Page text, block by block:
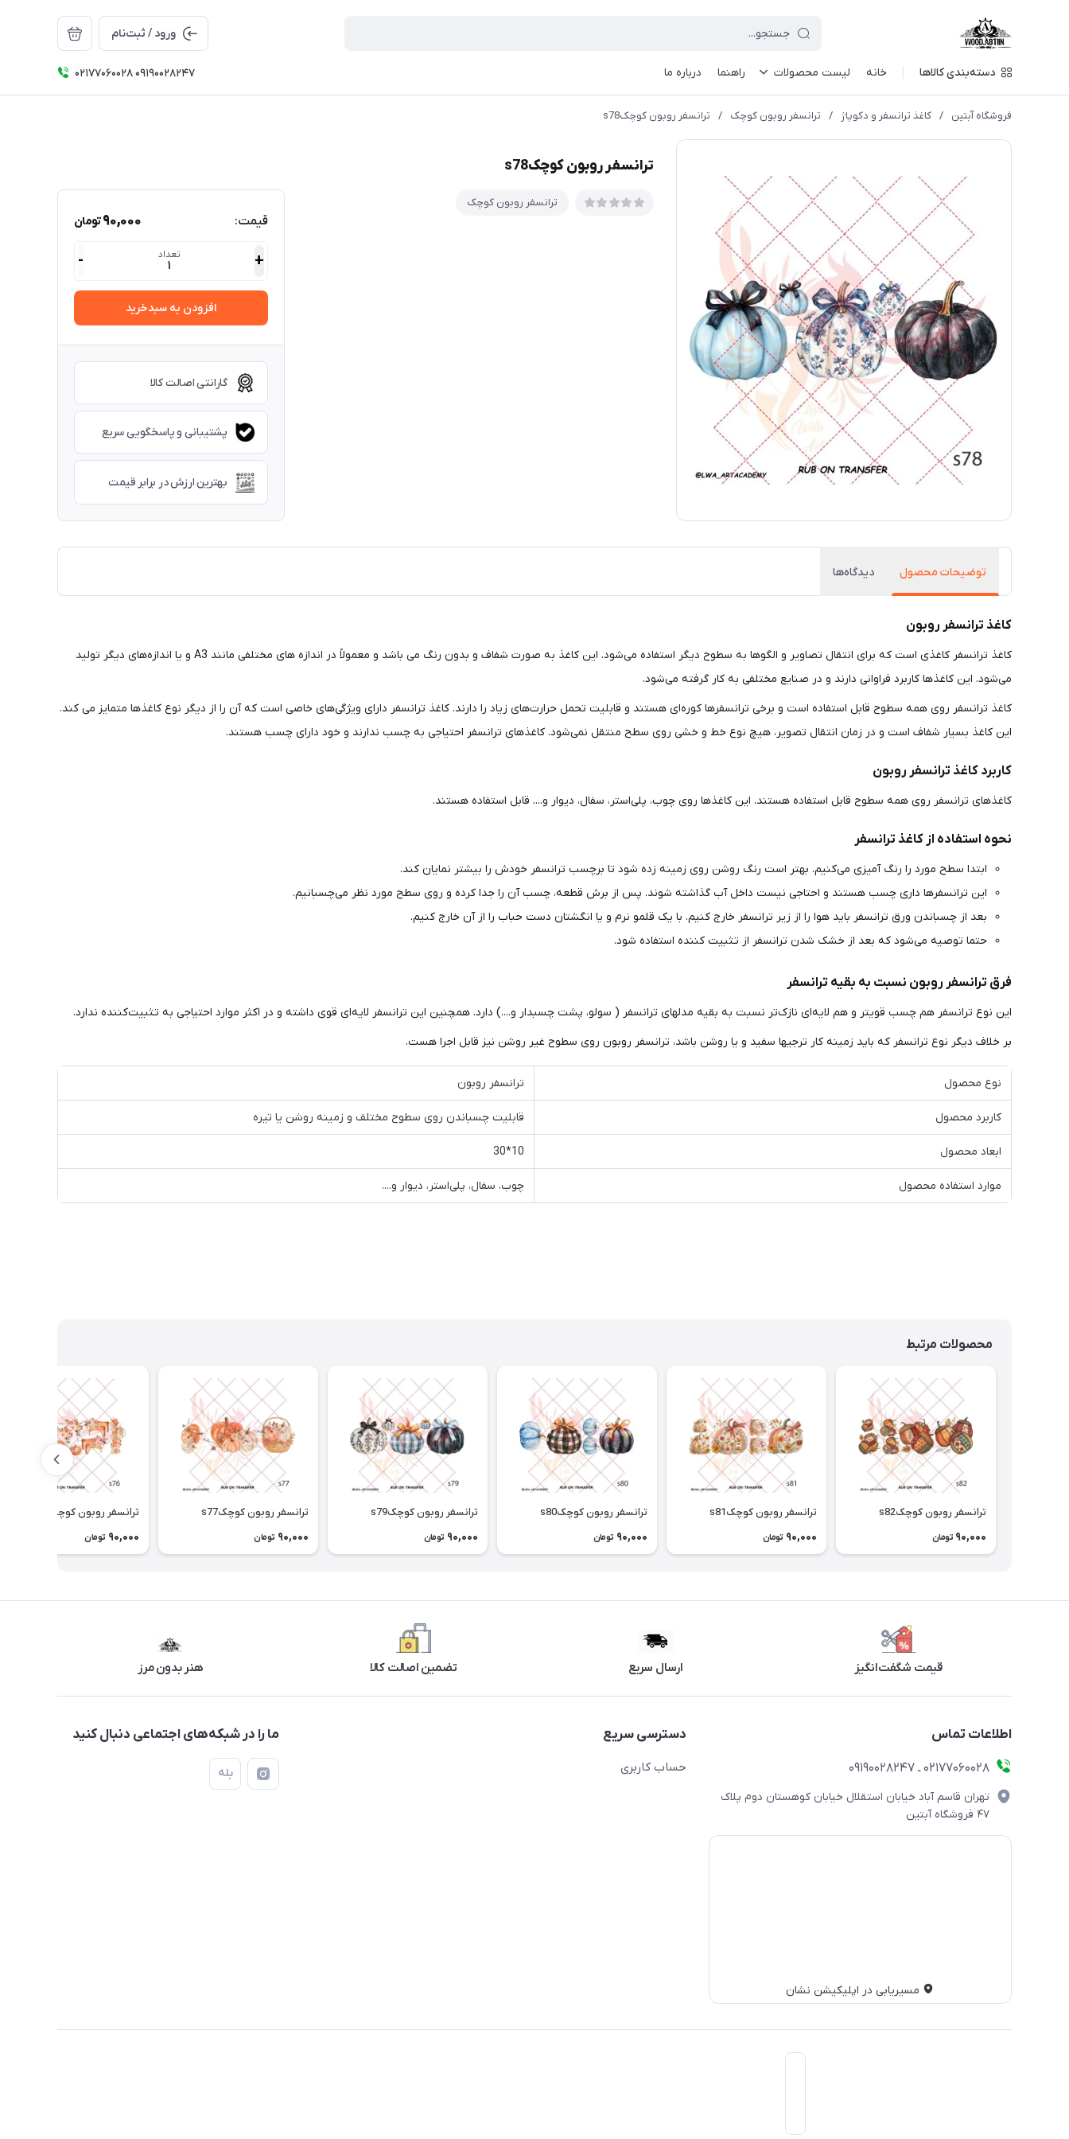
ورود / ثبت‌نام
دسته‌بندی کالاها خانه لیست محصولات راهنما درباره ما ۰۲۱۷۷۰۶۰۰۲۸ ۰۹۱۹۰۰۲۸۲۴۷
فروشگاه آبتین / كاغذ ترانسفر و دكوپاژ / ترانسفر روبون کوچک / ترانسفر روبون کوچکs78
ترانسفر روبون کوچکs78
ترانسفر روبون کوچک
قیمت: 90,000تومان
+ تعداد
1
-
افزودن به سبدخرید
گارانتی اصالت کالا
پشتیبانی و پاسخگویی سریع
بهترین ارزش در برابر قیمت
توضیحات محصول دیدگاه‌ها
کاغذ ترانسفر روبون
کاغذ ترانسفر کاغذی است که برای انتقال تصاویر و الگوها به سطوح دیگر استفاده می‌شود. این کاغذ به صورت شفاف و بدون رنگ می باشد و معمولاً در اندازه های مختلفی مانند A3 و یا اندازه‌های دیگر تولید
می‌شود. این کاغذها کاربرد فراوانی دارند و در صنایع مختلفی به کار گرفته می‌شود.
کاغذ ترانسفر روی همه سطوح قابل استفاده است و برخی ترانسفرها کوره‌ای هستند و قابلیت تحمل حرارت‌های زیاد را دارند. کاغذ ترانسفر دارای ویژگی‌های خاصی است که آن را از دیگر نوع کاغذها متمایز می کند.
این کاغذ بسیار شفاف است و در زمان انتقال تصویر، هیچ نوع خط و خشی روی سطح منتقل نمی‌شود. کاغذهای ترانسفر احتیاجی به چسب ندارند و خود دارای چسب هستند.
کاربرد کاغذ ترانسفر روبون
کاغذهای ترانسفر روی همه سطوح قابل استفاده هستند. این کاغذها روی چوب، پلی‌استر، سفال، دیوار و.... قابل استفاده هستند.
نحوه استفاده از کاغذ ترانسفر
ابتدا سطح مورد را رنگ آمیزی می‌کنیم. بهتر است رنگ روشن روی زمینه زده شود تا برچسب ترانسفر خودش را بیشتر نمایان کند.
این ترانسفرها داری چسب هستند و احتاجی نیست داخل آب گذاشته شوند. پس از برش قطعه، چسب آن را جدا کرده و روی سطح مورد نظر می‌چسبانیم.
بعد از چسباندن ورق ترانسفر باید هوا را از زیر ترانسفر خارج کنیم. با یک قلمو نرم و یا انگشتان دست حباب را از آن خارج کنیم.
حتما توصیه می‌شود که بعد از خشک شدن ترانسفر از تثبیت کننده استفاده شود.
فرق ترانسفر روبون نسبت به بقیه ترانسفر
این نوع ترانسفر هم چسب قوی‎تر و هم لایه‌ای نازک‌تر نسبت به بقیه مدلهای ترانسفر ( سولو، پشت چسبدار و....) دارد. همچنین این ترانسفر لایه‌ای قوی داشته و در اکثر موارد احتیاجی به تثبیت‌کننده ندارد.
بر خلاف دیگر نوع ترانسفر که باید زمینه کار ترجیها سفید و یا روشن باشد، ترانسفر روبون روی سطوح غیر روشن نیز قابل اجرا هست.
نوع محصول ترانسفر روبون
کاربرد محصول قابلیت چسباندن روی سطوح مختلف و زمینه روشن یا تیره
ابعاد محصول 10*30
موارد استفاده محصول چوب، سفال، پلی‌استر، دیوار و....
محصولات مرتبط
ترانسفر روبون کوچکs82
90,000 تومان
ترانسفر روبون کوچکs81
90,000 تومان
ترانسفر روبون کوچکs80
90,000 تومان
ترانسفر روبون کوچکs79
90,000 تومان
ترانسفر روبون کوچکs77
90,000 تومان
ترانسفر روبون کوچکs76
90,000 تومان
قیمت شگفت‌انگیز ارسال سریع تضمین اصالت کالا هنر بدون مرز
اطلاعات تماس
۰۲۱۷۷۰۶۰۰۲۸ ـ ۰۹۱۹۰۰۲۸۲۴۷
تهران قاسم آباد خیابان استقلال خیابان کوهستان دوم پلاک
۴۷ فروشگاه آبتین
مسیریابی در اپلیکیشن نشان
دسترسی سریع
حساب کاربری
ما را در شبکه‌های اجتماعی دنبال کنید
بله